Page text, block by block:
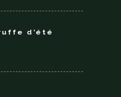
d’été